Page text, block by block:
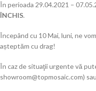
În perioada 29.04.2021 –
ÎNCHIS.
Începând cu 10 Mai, luni, ne
așteptăm cu drag!
În caz de situaţii urgente vă
showroom@topmosaic.com)